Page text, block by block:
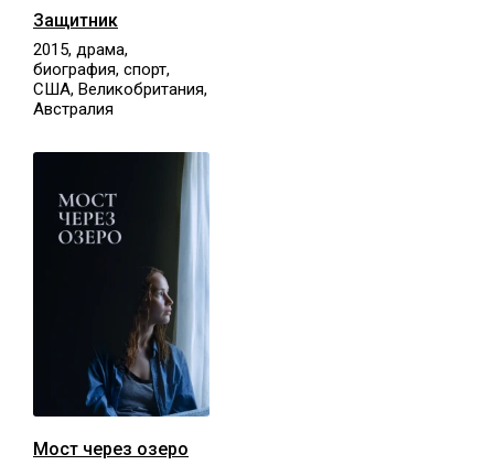
Защитник
2015, драма,
биография, спорт,
США, Великобритания,
Австралия
Мост через озеро